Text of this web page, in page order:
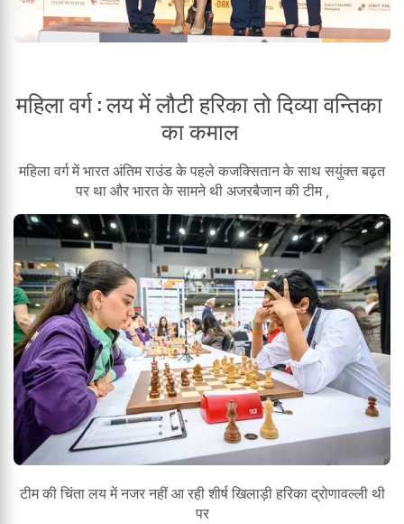
महिला वर्ग : लय में लौटी हरिका तो दिव्या वन्तिका
का कमाल
महिला वर्ग में भारत अंतिम राउंड के पहले कजक्सितान के साथ सयुंक्त बढ़त
पर था और भारत के सामने थी अजरबैजान की टीम ,
टीम की चिंता लय में नजर नहीं आ रही शीर्ष खिलाड़ी हरिका द्रोणावल्ली थी
पर